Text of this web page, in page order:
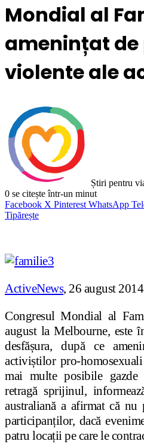
Mondial al
amenințat
violente ale
Știri pentru
0 se citește într-un minut
Facebook X Pinterest WhatsApp
Tipărește
ActiveNews, 26 august 2014
Congresul Mondial al
august la Melbourne, este
desfășura, după ce
activiștilor pro-
mai multe posibile gazde
retragă sprijinul,
australiană a afirmat că nu
participanților, dacă
patru locații pe care le